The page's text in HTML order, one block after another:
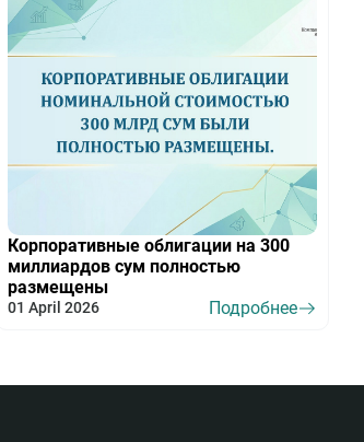
Корпоративные облигации на 300
миллиардов сум полностью
размещены
01 April 2026 Подробнее